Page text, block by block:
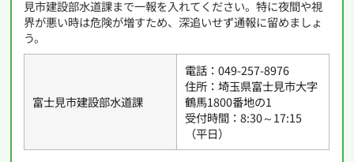
見市建設部水道課まで一報を入れてください。特に夜間や視
界が悪い時は危険が増すため、深追いせず通報に留めましょ
う。
富士見市建設部水道課
電話：049-257-8976
住所：埼玉県富士見市大字
鶴馬1800番地の1
受付時間：8:30～17:15
（平日）